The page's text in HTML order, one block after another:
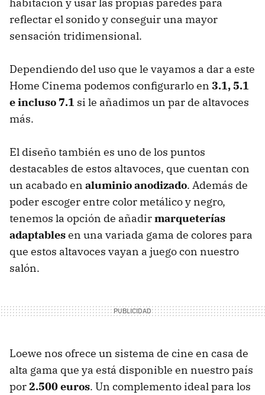
reflectar el sonido y conseguir una mayor
sensación tridimensional.
Dependiendo del uso que le vayamos a dar a este
Home Cinema podemos configurarlo en 3.1, 5.1
e incluso 7.1 si le añadimos un par de altavoces
más.
El diseño también es uno de los puntos
destacables de estos altavoces, que cuentan con
un acabado en aluminio anodizado. Además de
poder escoger entre color metálico y negro,
tenemos la opción de añadirmarqueterías
adaptablesen una variada gama de colores para
que estos altavoces vayan a juego con nuestro
salón.
Loewe nos ofrece un sistema de cine en casa de
alta gama que ya está disponible en nuestro país
por2.500 euros. Un complemento ideal para los